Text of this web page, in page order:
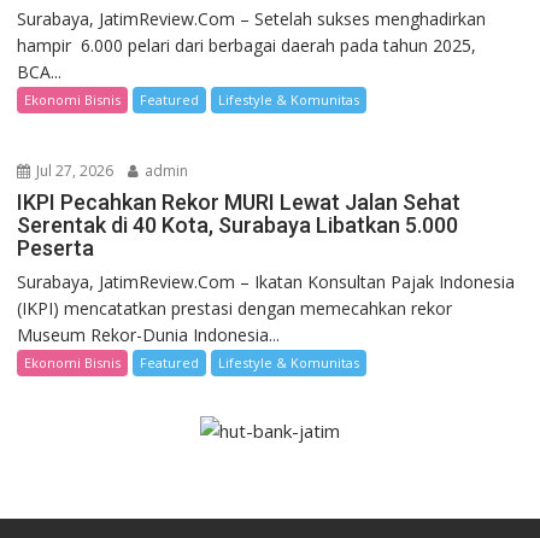
Surabaya, JatimReview.Com – Setelah sukses menghadirkan
hampir 6.000 pelari dari berbagai daerah pada tahun 2025,
BCA...
Ekonomi Bisnis Featured Lifestyle & Komunitas
Jul 27, 2026 admin
IKPI Pecahkan Rekor MURI Lewat Jalan Sehat
Serentak di 40 Kota, Surabaya Libatkan 5.000
Peserta
Surabaya, JatimReview.Com – Ikatan Konsultan Pajak Indonesia
(IKPI) mencatatkan prestasi dengan memecahkan rekor
Museum Rekor-Dunia Indonesia...
Ekonomi Bisnis Featured Lifestyle & Komunitas